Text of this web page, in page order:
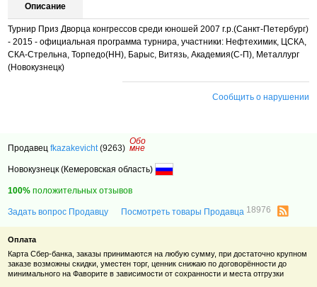
Описание
Турнир Приз Дворца конгрессов среди юношей 2007 г.р.(Санкт-Петербург)
- 2015 - официальная программа турнира, участники: Нефтехимик, ЦСКА,
СКА-Стрельна, Торпедо(НН), Барыс, Витязь, Академия(С-П), Металлург
(Новокузнецк)
Сообщить о нарушении
Продавецfkazakevicht (9263)
Обо
мне
Новокузнецк (Кемеровская область)
100% положительных отзывов
Задать вопрос Продавцу Посмотреть товары Продавца 18976
Оплата
Карта Сбер-банка, заказы принимаются на любую сумму, при достаточно крупном
заказе возможны скидки, уместен торг, ценник снижаю по договорённости до
минимального на Фаворите в зависимости от сохранности и места отгрузки